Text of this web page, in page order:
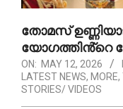
തോമസ്
യോഗത്തിൻ്റെ
ON: MAY 12, 2026
LATEST NEWS, MORE,
STORIES/ VIDEOS